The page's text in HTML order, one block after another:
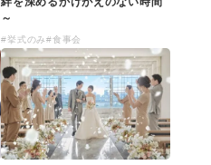
～
#挙式のみ#食事会